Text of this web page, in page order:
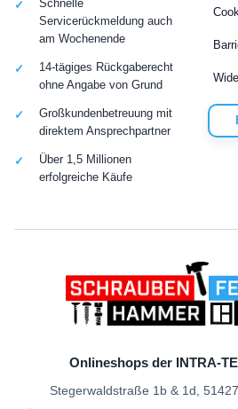
Schnelle
Servicerückmeldung auch
am Wochenende
14-tägiges Rückgaberecht
ohne Angabe von Grund
Großkundenbetreuung mit
direktem Ansprechpartner
Über 1,5 Millionen
erfolgreiche Käufe
Onlineshops der INTRA-
Stegerwaldstraße 1b & 1d,